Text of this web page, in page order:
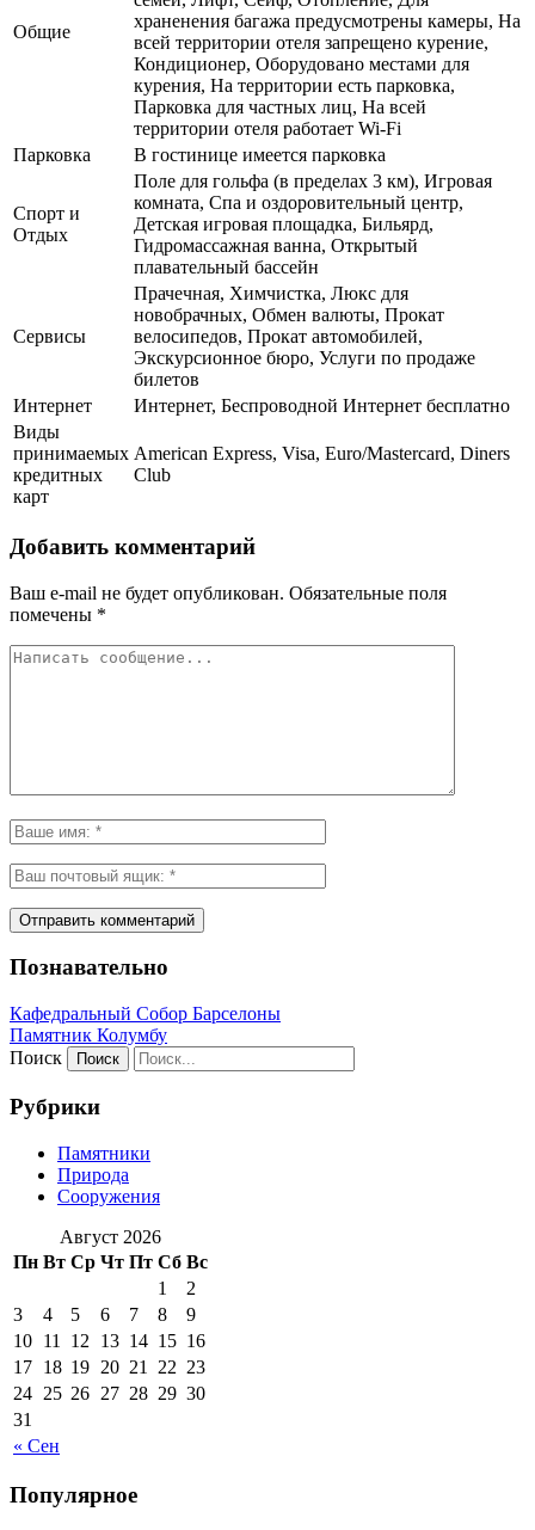
Общие
храненения багажа предусмотрены камеры, На
всей территории отеля запрещено курение,
Кондиционер, Оборудовано местами для
курения, На территории есть парковка,
Парковка для частных лиц, На всей
территории отеля работает Wi-Fi
Парковка
В гостинице имеется парковка
Спорт и
Отдых
Поле для гольфа (в пределах 3 км), Игровая
комната, Спа и оздоровительный центр,
Детская игровая площадка, Бильярд,
Гидромассажная ванна, Открытый
плавательный бассейн
Сервисы
Прачечная, Химчистка, Люкс для
новобрачных, Обмен валюты, Прокат
велосипедов, Прокат автомобилей,
Экскурсионное бюро, Услуги по продаже
билетов
Интернет
Интернет, Беспроводной Интернет бесплатно
Виды
принимаемых
кредитных
карт
American Express, Visa, Euro/Mastercard, Diners
Club
Добавить комментарий
Ваш e-mail не будет опубликован. Обязательные поля
помечены *
Познавательно
Кафeдрaльный Собор Барселоны
Пaмятник Колумбу
Поиск
Рубрики
Памятники
Природа
Сооружения
Август 2026
Пн Вт Ср Чт Пт Сб Вс
« Сен
1
2
3
4 5 6 7 8
9
10 11 12 13 14 15 16
17 18 19 20 21 22 23
24 25 26 27 28 29 30
31
Популярное